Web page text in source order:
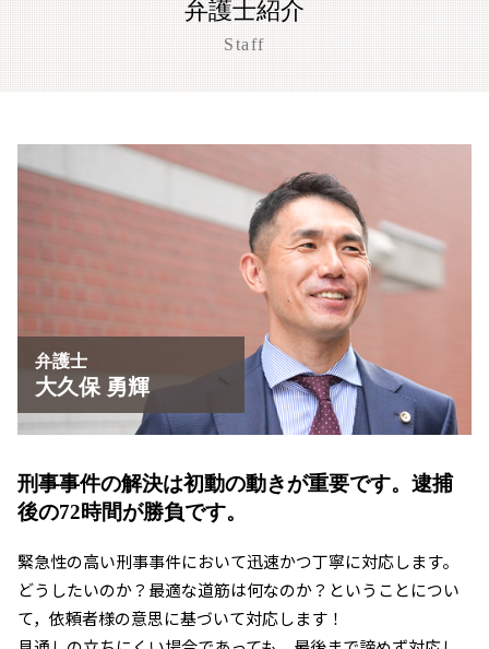
風営法違反 名義貸し
風営法違反 懲役
迷惑防止条例違反 弁護士
迷惑防止条例違反 懲役
迷惑防止条例違反 被害届
迷惑防止条例違反 親告罪
刑事事件 示談書
刑事事件
刑事事件 訴え
刑事事件 実名報道 メリット
執行猶予 条件
刑事事件 慰謝料請求
大津市 恐喝事件 相談
京都市 暴行事件 弁護士
盗撮事件 大津市
草津市 傷害事件 弁護士
大津市 傷害事件 弁護士
草津市 恐喝事件 相談
京都市 恐喝事件 相談
刑事事件 相談 京都市
刑事事件 相談 大津市
弁護士紹介
Staff
弁護士
大久保 勇輝
刑事事件の解決は初動の動きが重要です。 逮捕
後の72時間が勝負です。
緊急性の高い刑事事件において迅速かつ丁寧に対応します。
どうしたいのか？最適な道筋は何なのか？ということについ
て，依頼者様の意思に基づいて対応します！